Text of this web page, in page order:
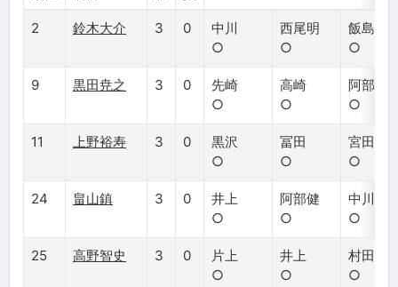
2 鈴木大介 3 0
中川
○
西尾明
○
飯島
○
9 黒田尭之 3 0
先崎
○
高崎
○
阿部隆
○
11 上野裕寿 3 0
黒沢
○
冨田
○
宮田
○
24 畠山鎮 3 0
井上
○
阿部健
○
中川
○
25 高野智史 3 0
片上
○
井上
○
村田顕
○